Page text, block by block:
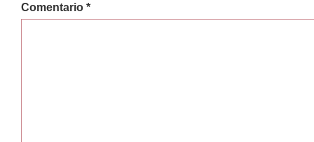
Comentario *